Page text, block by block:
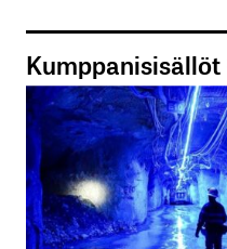
Kumppanisisällöt